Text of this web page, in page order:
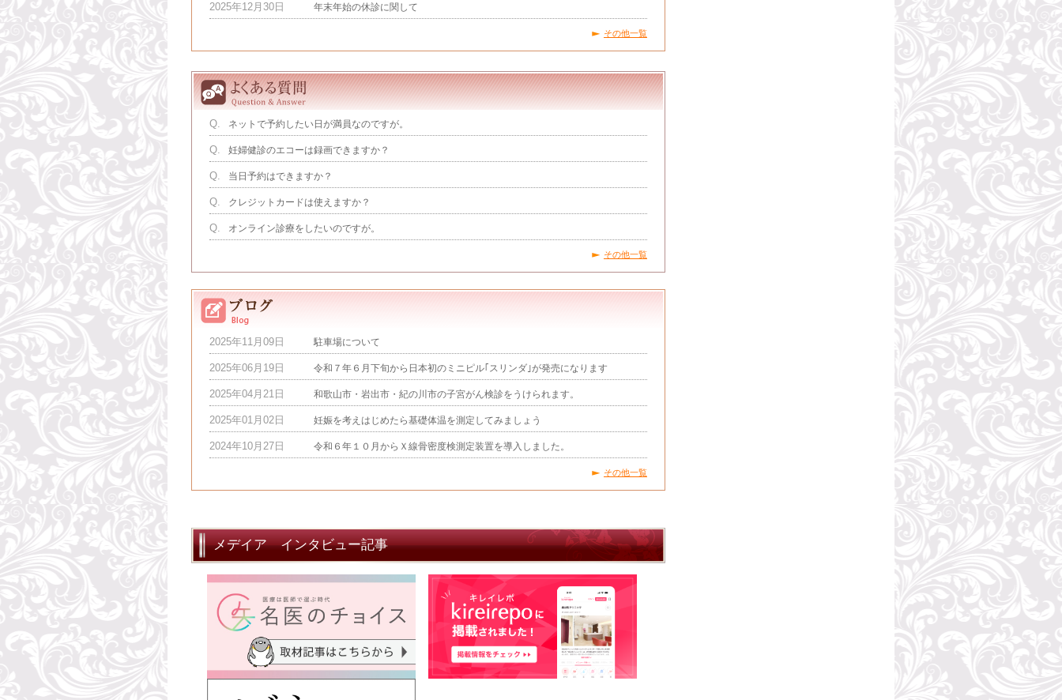
2025年12月30日 年末年始の休診に関して
その他一覧
Q. ネットで予約したい日が満員なのですが。
Q. 妊婦健診のエコーは録画できますか？
Q. 当日予約はできますか？
Q. クレジットカードは使えますか？
Q. オンライン診療をしたいのですが。
その他一覧
2025年11月09日 駐車場について
2025年06月19日 令和７年６月下旬から日本初のミニピル｢スリンダ｣が発売になります
2025年04月21日 和歌山市・岩出市・紀の川市の子宮がん検診をうけられます。
2025年01月02日 妊娠を考えはじめたら基礎体温を測定してみましょう
2024年10月27日 令和６年１０月からＸ線骨密度検測定装置を導入しました。
その他一覧
メデイア インタビュー記事